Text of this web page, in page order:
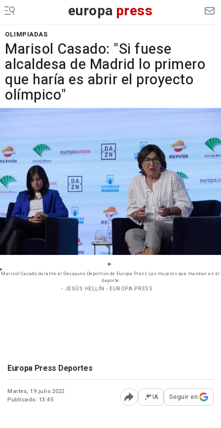
europa press
OLIMPIADAS
Marisol Casado: "Si fuese
alcaldesa de Madrid lo primero
que haría es abrir el proyecto
olímpico"
Marisol Casado durante el Desayuno Deportivo de Europa Press Las mujeres que mandan en el
deporte
- JESÚS HELLÍN - EUROPA PRESS
Europa Press Deportes
Martes, 19 julio 2022
Publicado: 13:45
Abrir opciones para
IA Seguir en